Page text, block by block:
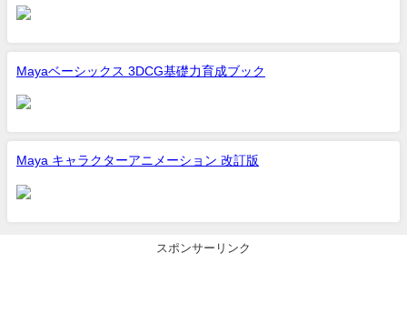
Mayaベーシックス 3DCG基礎力育成ブック
Maya キャラクターアニメーション 改訂版
スポンサーリンク